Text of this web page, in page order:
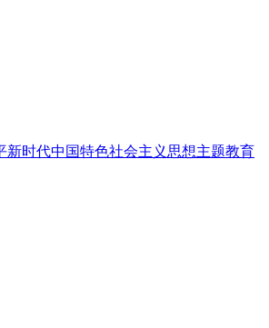
新时代中国特色社会主义思想主题教育